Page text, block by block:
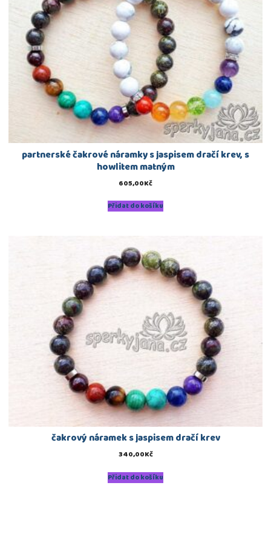
partnerské čakrové náramky s jaspisem dračí krev, s
howlitem matným
605,00Kč
Přidat do košíku
čakrový náramek s jaspisem dračí krev
340,00Kč
Přidat do košíku